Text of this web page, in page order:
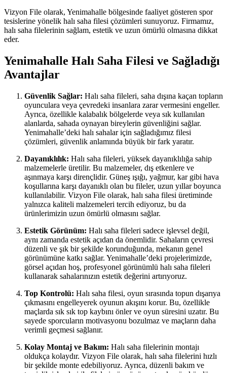
Vizyon File olarak, Yenimahalle bölgesinde faaliyet gösteren spor
tesislerine yönelik halı saha filesi çözümleri sunuyoruz. Firmamız,
halı saha filelerinin sağlam, estetik ve uzun ömürlü olmasına dikkat
eder.
Yenimahalle Halı Saha Filesi ve Sağladığı
Avantajlar
Güvenlik Sağlar: Halı saha fileleri, saha dışına kaçan topların
oyunculara veya çevredeki insanlara zarar vermesini engeller.
Ayrıca, özellikle kalabalık bölgelerde veya sık kullanılan
alanlarda, sahada oynayan bireylerin güvenliğini sağlar.
Yenimahalle’deki halı sahalar için sağladığımız filesi
çözümleri, güvenlik anlamında büyük bir fark yaratır.
Dayanıklılık: Halı saha fileleri, yüksek dayanıklılığa sahip
malzemelerle üretilir. Bu malzemeler, dış etkenlere ve
aşınmaya karşı dirençlidir. Güneş ışığı, yağmur, kar gibi hava
koşullarına karşı dayanıklı olan bu fileler, uzun yıllar boyunca
kullanılabilir. Vizyon File olarak, halı saha filesi üretiminde
yalnızca kaliteli malzemeleri tercih ediyoruz, bu da
ürünlerimizin uzun ömürlü olmasını sağlar.
Estetik Görünüm: Halı saha fileleri sadece işlevsel değil,
aynı zamanda estetik açıdan da önemlidir. Sahaların çevresi
düzenli ve şık bir şekilde korunduğunda, mekanın genel
görünümüne katkı sağlar. Yenimahalle’deki projelerimizde,
görsel açıdan hoş, profesyonel görünümlü halı saha fileleri
kullanarak sahalarınızın estetik değerini artırıyoruz.
Top Kontrolü: Halı saha filesi, oyun sırasında topun dışarıya
çıkmasını engelleyerek oyunun akışını korur. Bu, özellikle
maçlarda sık sık top kaybını önler ve oyun süresini uzatır. Bu
sayede sporcuların motivasyonu bozulmaz ve maçların daha
verimli geçmesi sağlanır.
Kolay Montaj ve Bakım: Halı saha filelerinin montajı
oldukça kolaydır. Vizyon File olarak, halı saha filelerini hızlı
bir şekilde monte edebiliyoruz. Ayrıca, düzenli bakım ve